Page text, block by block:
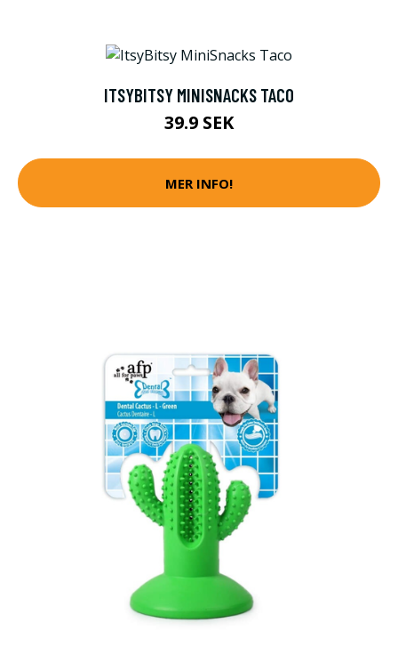
ITSYBITSY MINISNACKS TACO
39.9 SEK
MER INFO!